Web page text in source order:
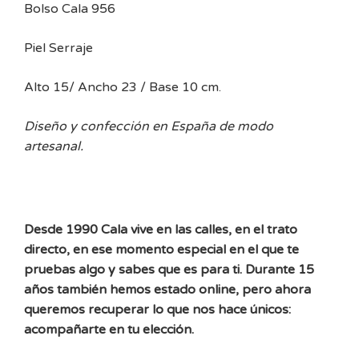
Bolso Cala 956
Piel Serraje
Alto 15/ Ancho 23 / Base 10 cm.
Diseño y confección en España de modo
artesanal.
Desde 1990 Cala vive en las calles, en el trato
directo, en ese momento especial en el que te
pruebas algo y sabes que es para ti. Durante 15
años también hemos estado online, pero ahora
queremos recuperar lo que nos hace únicos:
acompañarte en tu elección.